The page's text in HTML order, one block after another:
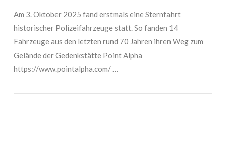
Am 3. Oktober 2025 fand erstmals eine Sternfahrt
historischer Polizeifahrzeuge statt. So fanden 14
Fahrzeuge aus den letzten rund 70 Jahren ihren Weg zum
Gelände der Gedenkstätte Point Alpha
https://www.pointalpha.com/ …